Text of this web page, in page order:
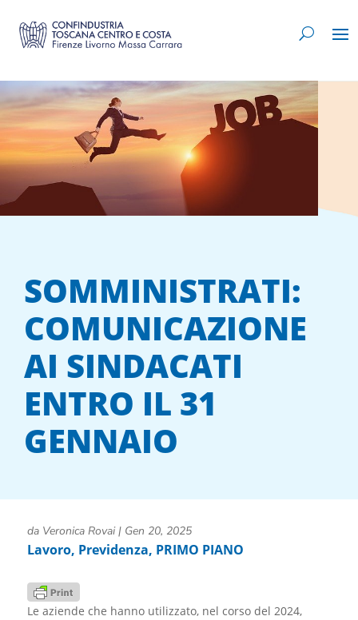
SOMMINISTRATI:
COMUNICAZIONE
AI SINDACATI
ENTRO IL 31
GENNAIO
da Veronica Rovai| Gen 20, 2025
Lavoro, Previdenza, PRIMO PIANO
Le aziende che hanno utilizzato, nel corso del 2024,